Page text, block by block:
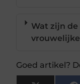
Wat zijn
vrouwelijke
Goed artikel?